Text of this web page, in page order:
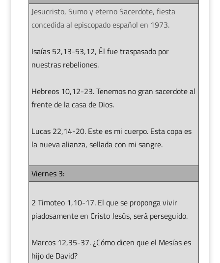
Jesucristo, Sumo y eterno Sacerdote, fiesta
concedida al episcopado español en 1973.
Isaías 52,13-53,12, Él fue traspasado por
nuestras rebeliones.
Hebreos 10,12-23. Tenemos no gran sacerdote al
frente de la casa de Dios.
Lucas 22,14-20. Este es mi cuerpo. Esta copa es
la nueva alianza, sellada con mi sangre.
Viernes 3:
2 Timoteo 1,10-17. El que se proponga vivir
piadosamente en Cristo Jesús, será perseguido.
Marcos 12,35-37. ¿Cómo dicen que el Mesías es
hijo de David?